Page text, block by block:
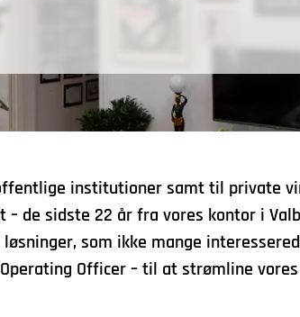
institutioner samt til private
de sidste 22 år fra vores kontor i
som ikke mange
Officer – til at strømline